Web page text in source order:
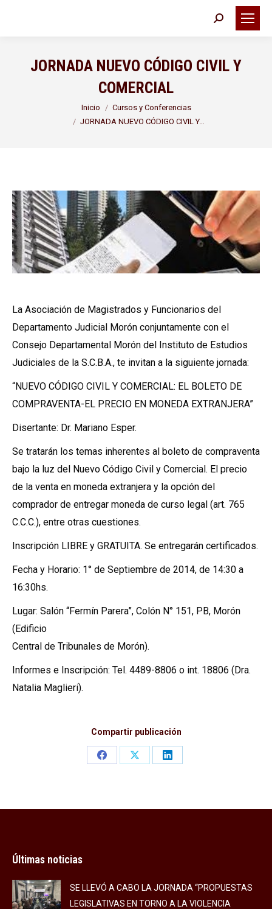
Buscar:
JORNADA NUEVO CÓDIGO CIVIL Y
COMERCIAL
Inicio
Cursos y Conferencias
JORNADA NUEVO CÓDIGO CIVIL Y…
La Asociación de Magistrados y Funcionarios del
Departamento Judicial Morón conjuntamente con el
Consejo Departamental Morón del Instituto de Estudios
Judiciales de la S.C.B.A., te invitan a la siguiente jornada:
“NUEVO CÓDIGO CIVIL Y COMERCIAL: EL BOLETO DE
COMPRAVENTA-EL PRECIO EN MONEDA EXTRANJERA”
Disertante: Dr. Mariano Esper.
Se tratarán los temas inherentes al boleto de compraventa
bajo la luz del Nuevo Código Civil y Comercial. El precio
de la venta en moneda extranjera y la opción del
comprador de entregar moneda de curso legal (art. 765
C.C.C.), entre otras cuestiones.
Inscripción LIBRE y GRATUITA. Se entregarán certificados.
Fecha y Horario: 1° de Septiembre de 2014, de 14:30 a
16:30hs.
Lugar: Salón “Fermín Parera”, Colón N° 151, PB, Morón
(Edificio
Central de Tribunales de Morón).
Informes e Inscripción: Tel. 4489-8806 o int. 18806 (Dra.
Natalia Maglieri).
Compartir publicación
Share
Share
Share
Últimas noticias
SE LLEVÓ A CABO LA JORNADA “PROPUESTAS
LEGISLATIVAS EN TORNO A LA VIOLENCIA